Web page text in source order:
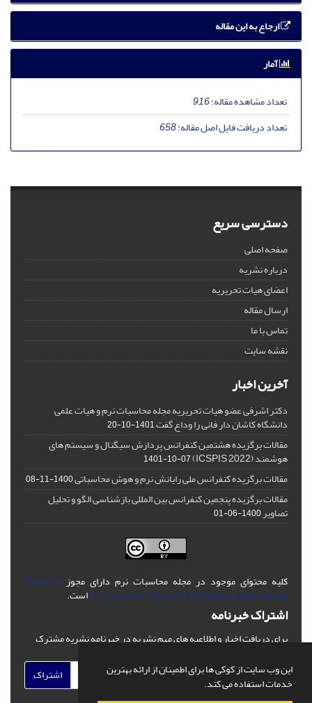
این وب سایت از کوکی ها برای اطمینان از ارائه بهترین
خدمات استفاده می کند.
ارجاع به این مقاله
آمار
تعداد مشاهده مقاله:916
تعداد دریافت فایل اصل مقاله:658
دسترسی سریع
صفحه اصلی
درباره نشریه
اعضای هیات تحریریه
ارسال مقاله
تماس با ما
نقشه سایت
آخرین اخبار
دکتر اشرفی عضو هیات تحریریه مجله محاسبات نرم و هیات علمی
دانشگاه کاشان دار فانی را وداع گفت1401-10-20
مقالات برگزیده هشتمین کنفرانس پردازش سیگنال و سیستم های
هوشمند (ICSPIS 2022) 1401-10-07
مقالات برگزیده کنفرانس ملی رایانش نرم و هوش محاسباتی1400-11-08
مقالات برگزیده پنجمین کنفرانس بین المللی بازشناسی الگو و تحلیل
تصاویر1400-06-01
کلیه محتوای موجود در مجله محاسبات نرم دارای مجوز Creative
Commons Attribution 4.0 International Licenseاست.
اشتراک خبرنامه
برای دریافت اخبار و اطلاعیه های مهم نشریه در خبرنامه نشریه مشترک
اشتراک